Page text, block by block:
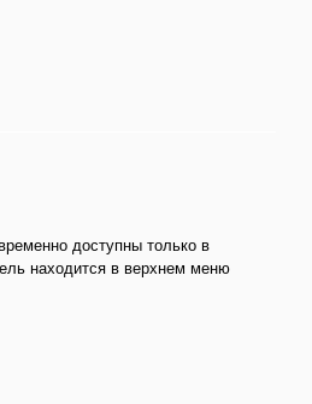
доступны только в
находится в верхнем меню